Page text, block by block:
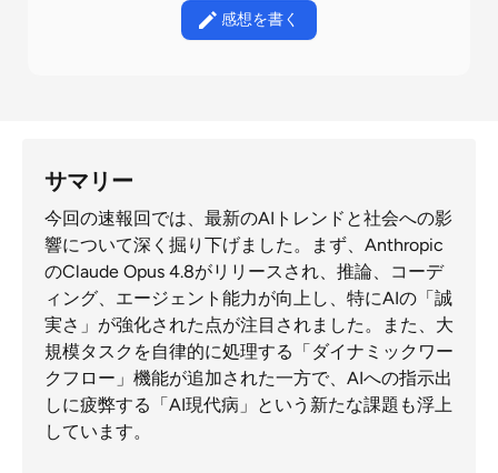
感想を書く
サマリー
今回の速報回では、最新のAIトレンドと社会への影
響について深く掘り下げました。まず、Anthropic
のClaude Opus 4.8がリリースされ、推論、コーデ
ィング、エージェント能力が向上し、特にAIの「誠
実さ」が強化された点が注目されました。また、大
規模タスクを自律的に処理する「ダイナミックワー
クフロー」機能が追加された一方で、AIへの指示出
しに疲弊する「AI現代病」という新たな課題も浮上
しています。